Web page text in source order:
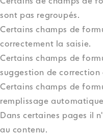
sont pas regroupés.
Certains champs de
correctement la saisie.
Certains champs de
suggestion de correction
Certains champs de
remplissage
Dans certaines pages il
au contenu.